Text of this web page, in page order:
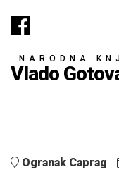
NARODNA
Vlado
Ogranak Caprag